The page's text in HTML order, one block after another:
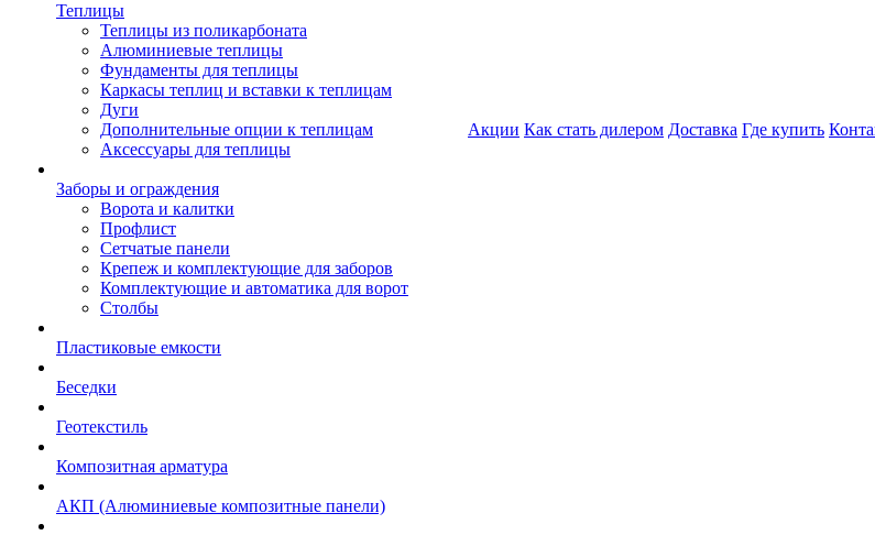
Теплицы
Теплицы из поликарбоната
Алюминиевые теплицы
Фундаменты для теплицы
Каркасы теплиц и вставки к теплицам
Дуги
Дополнительные опции к теплицам
Аксессуары для теплицы
Заборы и ограждения
Ворота и калитки
Профлист
Сетчатые панели
Крепеж и комплектующие для заборов
Комплектующие и автоматика для ворот
Столбы
Пластиковые емкости
Беседки
Геотекстиль
Композитная арматура
АКП (Алюминиевые композитные панели)
Акции Как стать дилером Доставка Где купить